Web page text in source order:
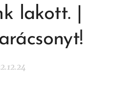
lakott. |